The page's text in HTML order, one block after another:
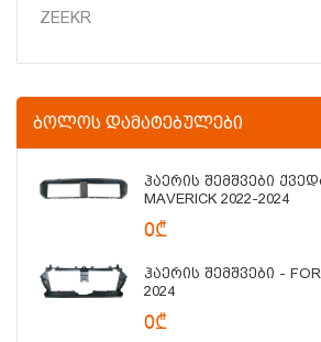
ZEEKR
ᲑᲝᲚᲝᲡ ᲓᲐᲛᲐᲢᲔᲑᲣᲚᲔᲑᲘ
Ჰაერის Შემშვები
MAVERICK 2022-2024
0₾
Ჰაერის Შემშვები -
2024
0₾